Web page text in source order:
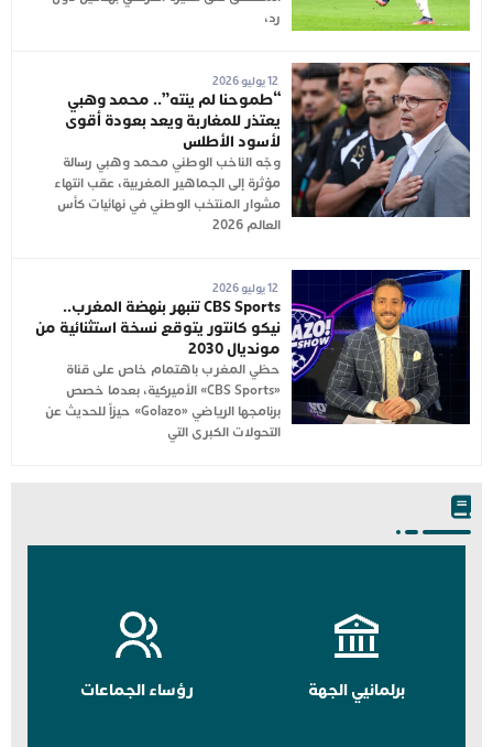
رد،
12 يوليو 2026
“طموحنا لم ينته”.. محمد وهبي
يعتذر للمغاربة ويعد بعودة أقوى
لأسود الأطلس
وجّه الناخب الوطني محمد وهبي رسالة
مؤثرة إلى الجماهير المغربية، عقب انتهاء
مشوار المنتخب الوطني في نهائيات كأس
العالم 2026
12 يوليو 2026
CBS Sports تنبهر بنهضة المغرب..
نيكو كانتور يتوقع نسخة استثنائية من
مونديال 2030
حظي المغرب باهتمام خاص على قناة
«CBS Sports» الأميركية، بعدما خصص
برنامجها الرياضي «Golazo» حيزاً للحديث عن
التحولات الكبرى التي
برلمانيي الجهة رؤساء الجماعات